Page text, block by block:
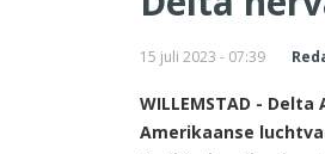
15 juli 2023 - 07:39
WILLEMSTAD -
Amerikaanse